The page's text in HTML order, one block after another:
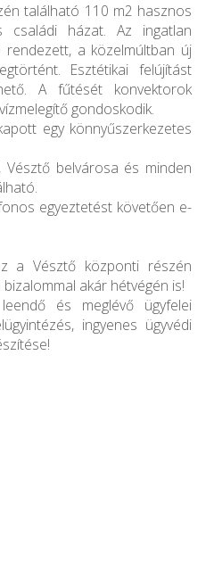
található 110 m2 hasznos
családi házat. Az ingatlan
a közelmúltban új
Esztétikai felújítást
A fűtését konvektorok
gondoskodik.
egy könnyűszerkezetes
Vésztő belvárosa és minden
egyeztetést követően e-
a Vésztő központi részén
akár hétvégén is!
és meglévő ügyfelei
ingyenes ügyvédi